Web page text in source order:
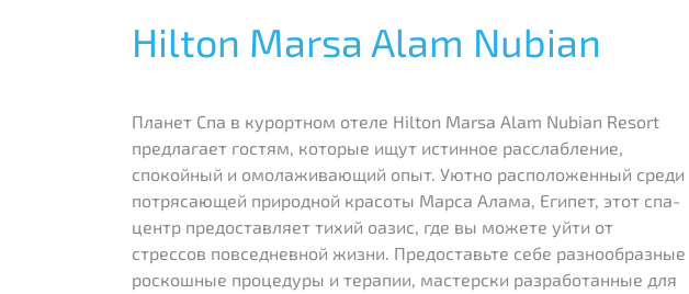
Hilton Marsa Alam Nubian
Планет Спа в курортном отеле Hilton Marsa Alam Nubian Resort
предлагает гостям, которые ищут истинное расслабление,
спокойный и омолаживающий опыт. Уютно расположенный среди
потрясающей природной красоты Марса Алама, Египет, этот спа-
центр предоставляет тихий оазис, где вы можете уйти от
стрессов повседневной жизни. Предоставьте себе разнообразные
роскошные процедуры и терапии, мастерски разработанные для